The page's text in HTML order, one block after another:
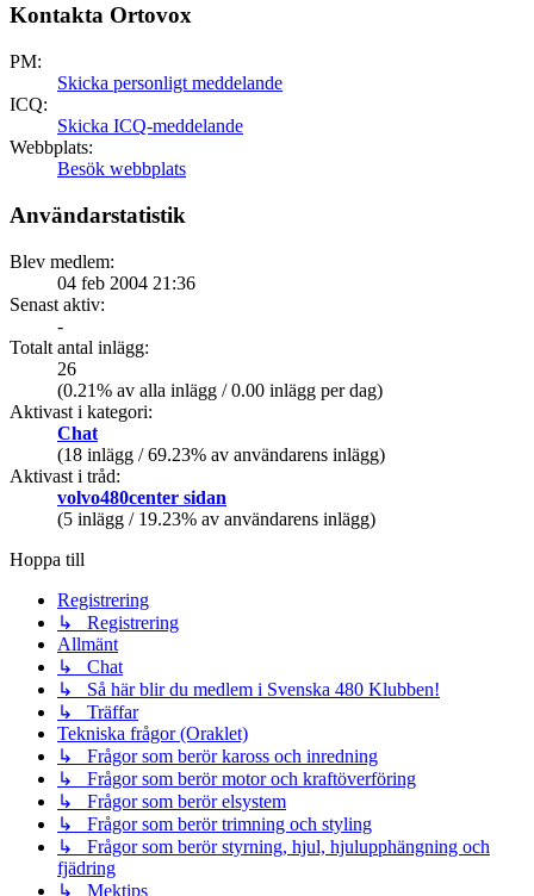
Kontakta Ortovox
PM:
Skicka personligt meddelande
ICQ:
Skicka ICQ-meddelande
Webbplats:
Besök webbplats
Användarstatistik
Blev medlem:
04 feb 2004 21:36
Senast aktiv:
-
Totalt antal inlägg:
26
(0.21% av alla inlägg / 0.00 inlägg per dag)
Aktivast i kategori:
Chat
(18 inlägg / 69.23% av användarens inlägg)
Aktivast i tråd:
volvo480center sidan
(5 inlägg / 19.23% av användarens inlägg)
Hoppa till
Registrering
↳ Registrering
Allmänt
↳ Chat
↳ Så här blir du medlem i Svenska 480 Klubben!
↳ Träffar
Tekniska frågor (Oraklet)
↳ Frågor som berör kaross och inredning
↳ Frågor som berör motor och kraftöverföring
↳ Frågor som berör elsystem
↳ Frågor som berör trimning och styling
↳ Frågor som berör styrning, hjul, hjulupphängning och
fjädring
↳ Mektips